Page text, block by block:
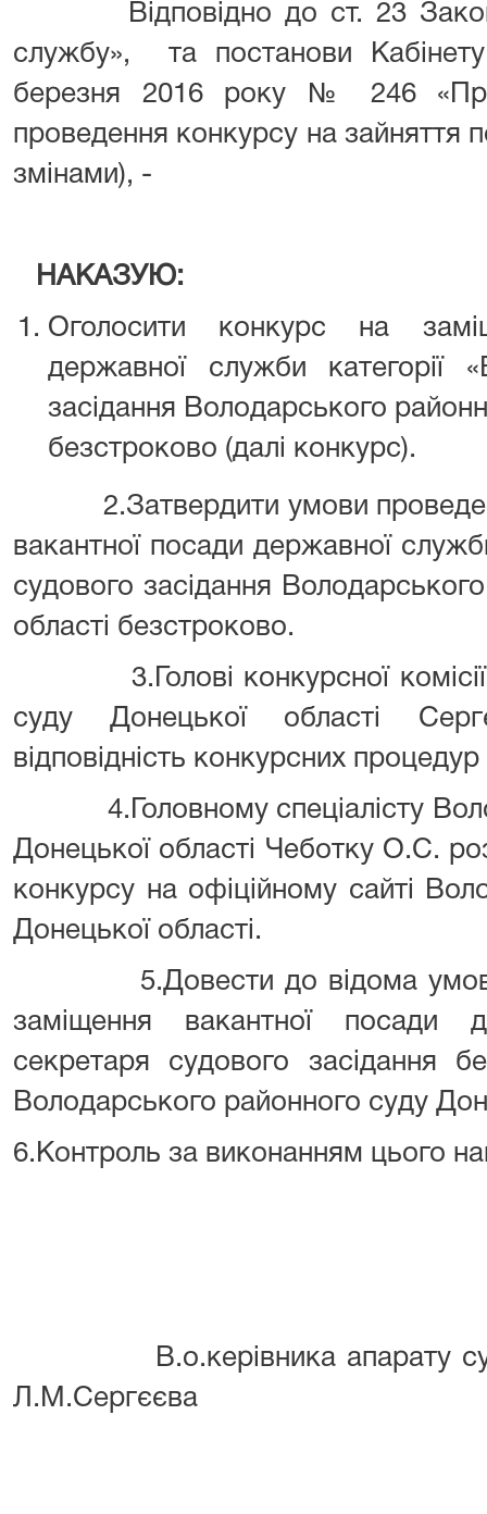
Відповідно до ст. 23
службу», та постанови Кабінету
березня 2016 року № 246
проведення конкурсу на зайняття
змінами), -
НАКАЗУЮ:
Оголосити конкурс на
державної служби категорії
засідання Володарського
безстроково (далі конкурс).
2.Затвердити умови
вакантної посади державної
судового засідання
області безстроково.
3.Голові конкурсної комісії
суду Донецької області
відповідність конкурсних
4.Головному спеціалісту
Донецької області Чеботку О.С.
конкурсу на офіційному сайті
Донецької області.
5.Довести до відома умови
заміщення вакантної посади
секретаря судового засідання
Володарського районного суду
6.Контроль за виконанням цього
В.о.керівника
Л.М.Сергєєва